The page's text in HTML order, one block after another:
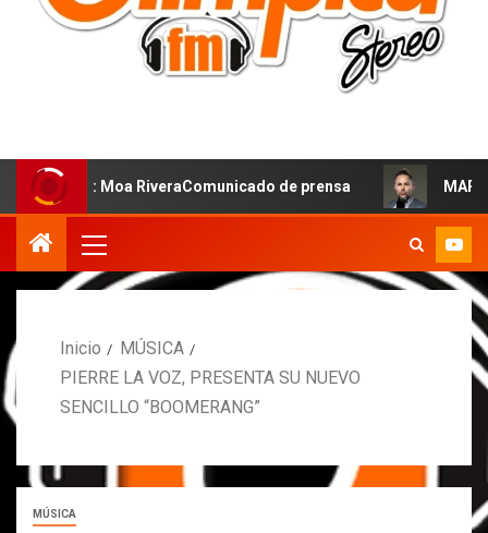
Moa RiveraComunicado de prensa MARCOS PETRO
Inicio
MÚSICA
PIERRE LA VOZ, PRESENTA SU NUEVO
SENCILLO “BOOMERANG”
MÚSICA